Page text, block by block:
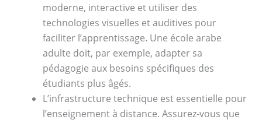
moderne, interactive et utiliser des
technologies visuelles et auditives pour
faciliter l’apprentissage. Une école arabe
adulte doit, par exemple, adapter sa
pédagogie aux besoins spécifiques des
étudiants plus âgés.
L’infrastructure technique est essentielle pour
l’enseignement à distance. Assurez-vous que